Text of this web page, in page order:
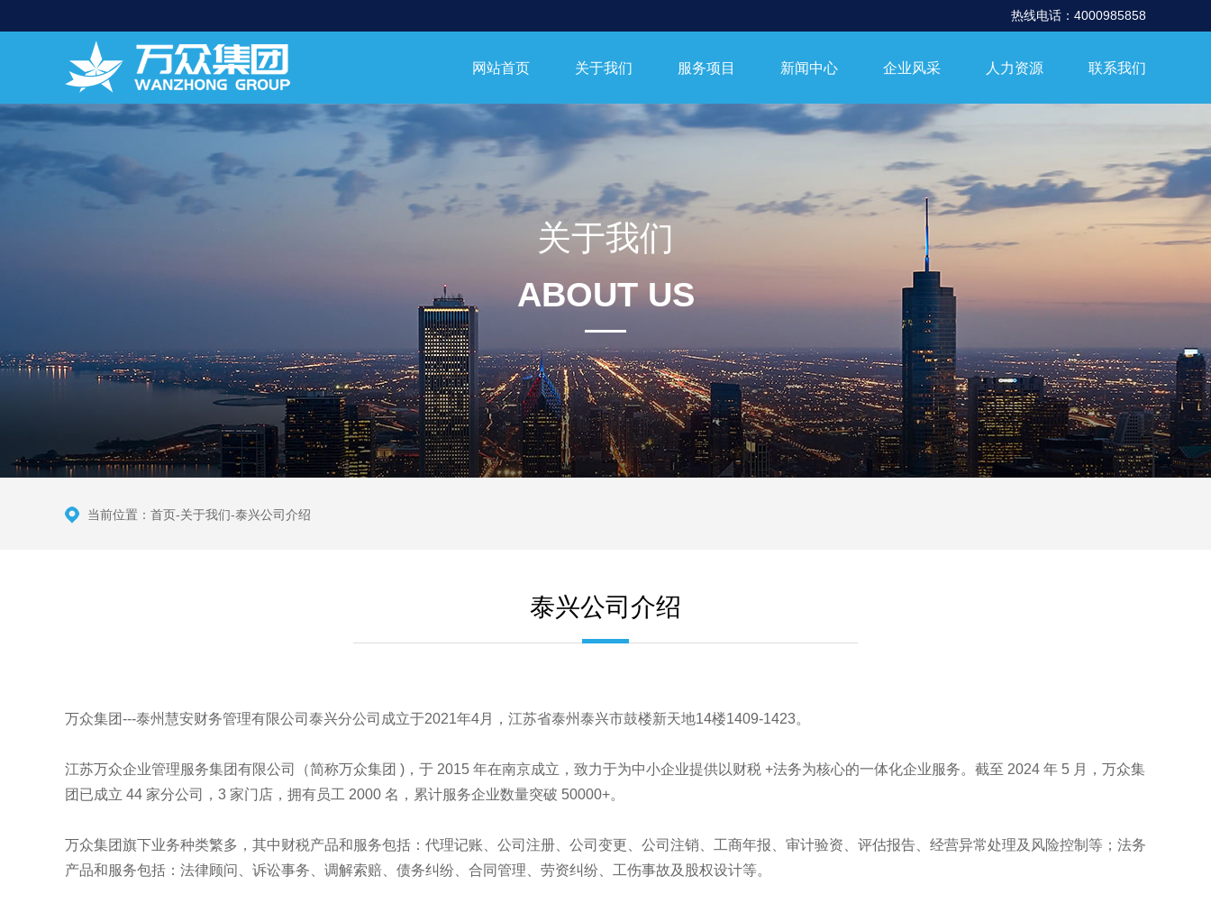
热线电话：4000985858
网站首页 关于我们 服务项目 新闻中心 企业风采 人力资源 联系我们
关于我们
ABOUT US
当前位置： 首页-关于我们-泰兴公司介绍
泰兴公司介绍
万众集团---泰州慧安财务管理有限公司泰兴分公司成立于2021年4月，江苏省泰州泰兴市鼓楼新天地14楼1409-1423。
江苏万众企业管理服务集团有限公司（简称万众集团 )，于 2015 年在南京成立，致力于为中小企业提供以财税 +法务为核心的一体化企业服务。截至 2024 年 5 月，万众集
团已成立 44 家分公司，3 家门店，拥有员工 2000 名，累计服务企业数量突破 50000+。
万众集团旗下业务种类繁多，其中财税产品和服务包括：代理记账、公司注册、公司变更、公司注销、工商年报、审计验资、评估报告、经营异常处理及风险控制等；法务
产品和服务包括：法律顾问、诉讼事务、调解索赔、债务纠纷、合同管理、劳资纠纷、工伤事故及股权设计等。